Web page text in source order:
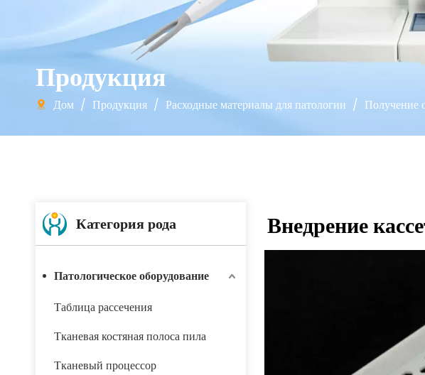
Продукция
Дом / Продукция / Расходные материалы для патологии / Получение
Категория рода
Патологическое оборудование
Таблица рассечения
Тканевая костяная полоса пила
Тканевый процессор
Внедрение